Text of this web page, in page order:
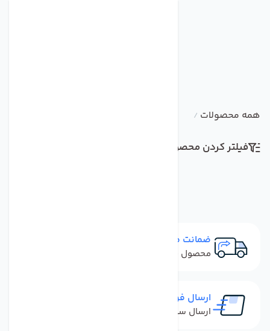
همه محصولات /
فیلتر کردن محصولات
ضمانت مرجوعی
محصول نباید آسیب دیده باشد
ارسال فوری
ارسال سفارش در کمترین زمان ممکن